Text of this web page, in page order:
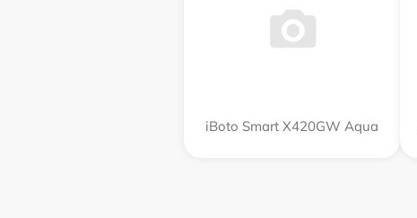
iBoto Smart Х420GW Aqua